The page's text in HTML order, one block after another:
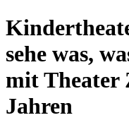
sehe was,
mit Theater
Jahren